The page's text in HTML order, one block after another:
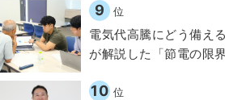
9 位
電気代高騰にどう備え
が解説した「節電の限
10 位